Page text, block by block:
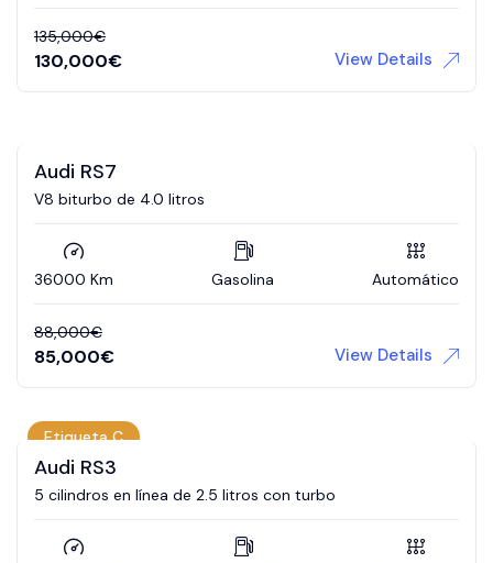
135,000€
130,000€ View Details
Audi RS7
V8 biturbo de 4.0 litros
36000 Km Gasolina Automático
88,000€
85,000€ View Details
Etiqueta C
Audi RS3
5 cilindros en línea de 2.5 litros con turbo